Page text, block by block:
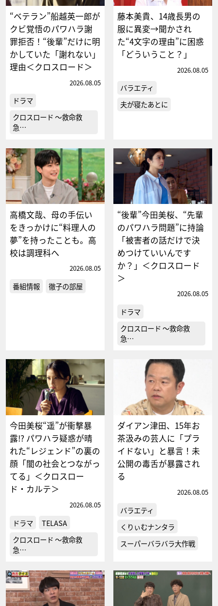
“ベテラン”船越英一郎が
クビ覚悟のパワハラ謝
罪拒否！“後輩”だけに明
かしていた「謝れない」
理由＜クロスロード＞
2026.08.05
ドラマ
クロスロード ～救命救
急…
藤本美貴、14歳長男の
服に異変→聞かされ
た“4文字の理由”に困惑
「どういうこと？」
2026.08.05
バラエティ
夫が寝たあとに
高橋文哉、母の手伝い
をきっかけに“料理人の
夢”を持ったことも。高
校は調理科へ
2026.08.05
番組情報 徹子の部屋
“後輩”今田美桜、“先輩
のパワハラ問題”に持論
「被害者の話だけで決
めつけていいんです
か？」＜クロスロード
＞
2026.08.05
ドラマ
クロスロード ～救命救
急…
今田美桜“遥”が衝撃暴
露!? パワハラ疑惑が晴
れた“レジェンド”の裏の
顔「闇の社会とつながっ
てる」＜クロスロー
ド・カルテ＞
2026.08.05
ドラマ
TELASA
クロスロード ～救命救
急…
ダイアン津田、15年お
茶汲みの芸人に「プラ
イドない」と暴言！未
公開の毒舌が暴露され
る
2026.08.05
バラエティ
くりぃむナンタラ
スーパーバラバラ大作戦